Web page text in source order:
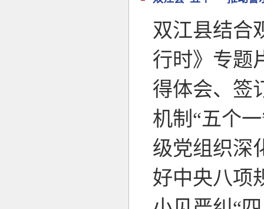
双江县结合
行时》专题
得体会、签
机制“五个
级党组织深
好中央八项